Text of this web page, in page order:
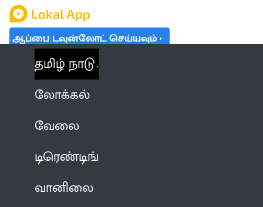
ஆப்பை டவுன்லோட் செய்யவும்
தமிழ் நாடு
லோக்கல்
வேலை
டிரெண்டிங்
வானிலை